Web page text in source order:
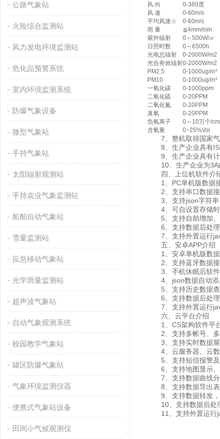
公路气象站
火险综合监测站
风力发电环境监测站
危化品预警系统
室内环境监测系统
防爆气象设备
微型气象站
手持气象站
太阳辐射观测站
手持农业气象监测站
船舶自动气象站
雪量监测站
应急移动气象站
光学雨量监测站
超声波气象站
自动气象观测系统
校园教学气象站
罐区防爆气象站
气象环境监测仪器
便携式气象站设备
田间小气候观测仪
风 向
0-360度
风 速
0-60m/s
平均风速☆
0-60m/s
雨 量
≦4mm/min
紫外辐射
0～500W/㎡
日照时数
0～6500h
光电总辐射
0-2000W/m2
光合有效辐射0-2000W/m2
PM2.5
0-1000ug/m³
PM10
0-1000ug/m³
一氧化碳
0-1000ppm
二氧化硫
0-20PPM
二氧化氮
0-20PPM
臭氧
0-20PPM
负氧离子
0～10万个/
含氧量
0~25%Vol
7、整机取得国家气
8、生产企业具有
9、生产企业具有计
10、生产企业为3A
四、上位机软件介
1、PC单机版数据接
2、支持串口数据接
3、支持json字符串
4、可自设置存储时
5、支持自助增加、
6、支持数据后处理
7、支持外置运行
五、安卓APP介绍
1、安卓单机版数据
2、支持蓝牙数据
3、手机休眠后软件
4、json数据自动添
5、支持历史数据查
6、支持数据后处理
7、支持外置运行
六、云平台介绍
1、CS架构软件平台
2、支持多帐号、多
3、支持实时数据展
4、云服务器、云数
5、支持短信报警及
6、支持地图显示、
7、支持数据曲线
8、支持数据导出表
9、支持数据转发，
10、支持数据后处
11、支持外置运行